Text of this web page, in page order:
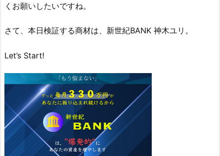
くお願いしたいですね。
さて、本日検証する商材は、新世紀BANK 神木ユリ。
Let’s Start!